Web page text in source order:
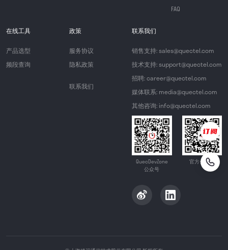
FAQ
在线工具
产品选型
频段查询
政策
服务协议
隐私政策
联系我们
联系我们
销售支持: sales@quectel.com
技术支持: support@quectel.com
招聘: career@quectel.com
媒体联系: media@quectel.com
其他咨询: info@quectel.com
QuecDevZone
公众号
官方公众号